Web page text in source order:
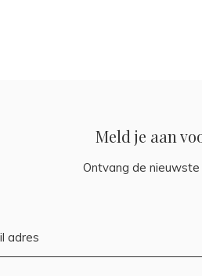
Meld je aan
Ontvang de